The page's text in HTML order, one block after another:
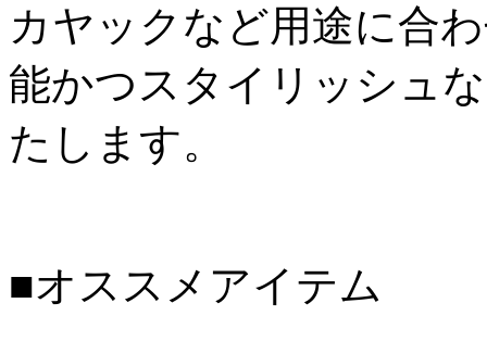
カヤックなど用途に合
能かつスタイリッシュ
たします。
■オススメアイテム